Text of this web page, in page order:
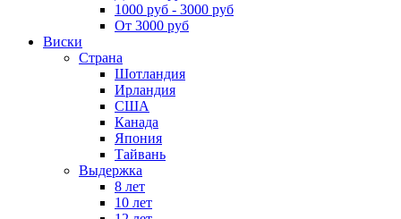
1000 руб - 3000 руб
От 3000 руб
Виски
Страна
Шотландия
Ирландия
США
Канада
Япония
Тайвань
Выдержка
8 лет
10 лет